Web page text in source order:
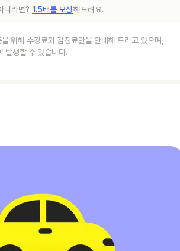
니라면? 1.5배를 보상해드려요.
위해 수강료와 검정료만을 안내해 드리고 있으며,
발생할 수 있습니다.